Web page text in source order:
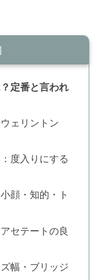
定番と言われ
ェリントン
度入りにする
顔・知的・ト
セテートの良
幅・ブリッジ